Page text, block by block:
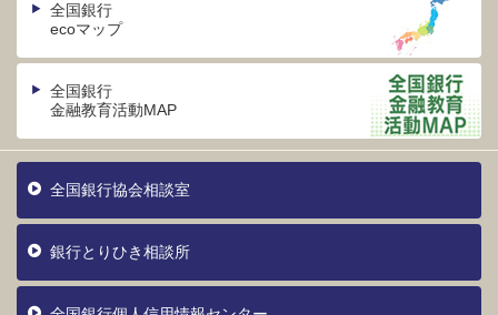
全国銀行
ecoマップ
全国銀行
金融教育活動MAP
全国銀行協会相談室
銀行とりひき相談所